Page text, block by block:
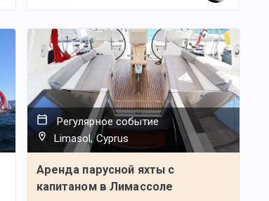
Регулярное событие
Limasol, Cyprus
Аренда парусной яхты с
капитаном в Лимассоле